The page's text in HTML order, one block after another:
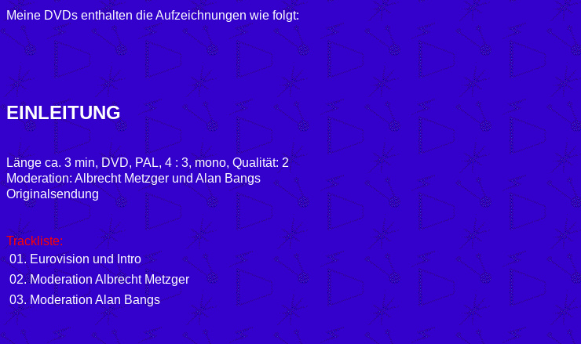
Meine DVDs enthalten die Aufzeichnungen wie folgt:
EINLEITUNG
Länge ca. 3 min, DVD, PAL, 4 : 3,mono, Qualität: 2
Moderation: Albrecht Metzger und Alan Bangs
Originalsendung
Trackliste:
01. Eurovision und Intro
02. Moderation Albrecht Metzger
03. Moderation Alan Bangs